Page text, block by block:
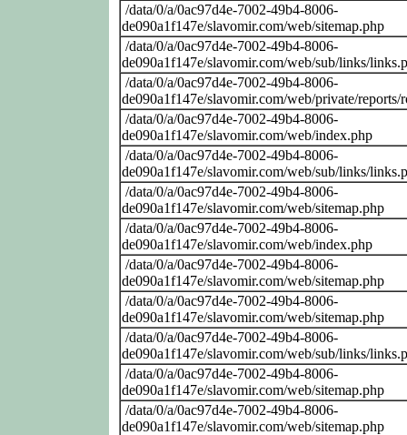
/data/0/a/0ac97d4e-7002-49b4-8006-
de090a1f147e/slavomir.com/web/sitemap.php
/data/0/a/0ac97d4e-7002-49b4-8006-
de090a1f147e/slavomir.com/web/sub/links/
/data/0/a/0ac97d4e-7002-49b4-8006-
de090a1f147e/slavomir.com/web/private/reports/
/data/0/a/0ac97d4e-7002-49b4-8006-
de090a1f147e/slavomir.com/web/index.php
/data/0/a/0ac97d4e-7002-49b4-8006-
de090a1f147e/slavomir.com/web/sub/links/
/data/0/a/0ac97d4e-7002-49b4-8006-
de090a1f147e/slavomir.com/web/sitemap.php
/data/0/a/0ac97d4e-7002-49b4-8006-
de090a1f147e/slavomir.com/web/index.php
/data/0/a/0ac97d4e-7002-49b4-8006-
de090a1f147e/slavomir.com/web/sitemap.php
/data/0/a/0ac97d4e-7002-49b4-8006-
de090a1f147e/slavomir.com/web/sitemap.php
/data/0/a/0ac97d4e-7002-49b4-8006-
de090a1f147e/slavomir.com/web/sub/links/
/data/0/a/0ac97d4e-7002-49b4-8006-
de090a1f147e/slavomir.com/web/sitemap.php
/data/0/a/0ac97d4e-7002-49b4-8006-
de090a1f147e/slavomir.com/web/sitemap.php